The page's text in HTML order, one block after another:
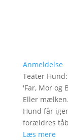
Anmeldelse
Teater Hund:
'Far, Mor og
Eller
Hund får
forældres
Læs mere